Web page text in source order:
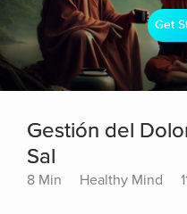
Get
Gestión del
Sal
8 Min Healthy Mind